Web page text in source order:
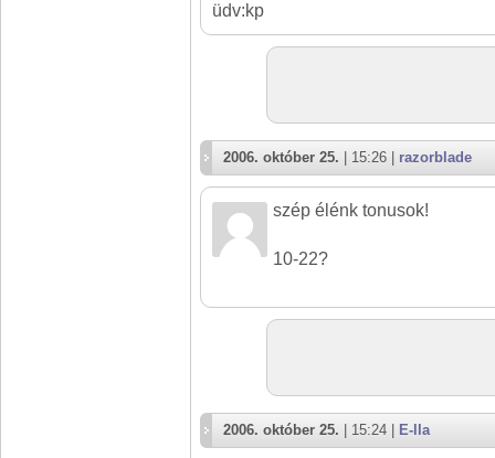
üdv:kp
2006. október 25. | 15:26 | razorblade
szép élénk tonusok!
10-22?
2006. október 25. | 15:24 | E-lla